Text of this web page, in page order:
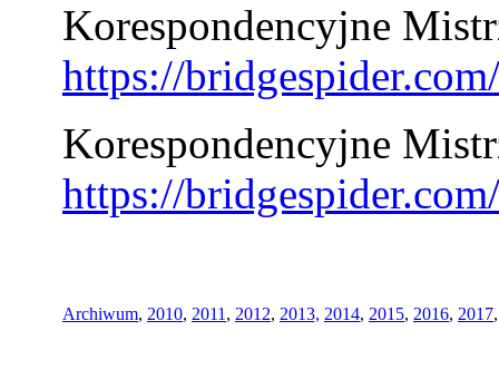
Korespondencyjne
https://
Korespondencyjne
https://
Archiwum, 2010, 2011 , 2012, 2013, 2014, 2015, 2016, 2017